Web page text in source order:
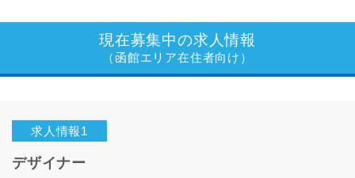
現在募集中の求人情報
（函館エリア在住者向け）
求人情報1
デザイナー